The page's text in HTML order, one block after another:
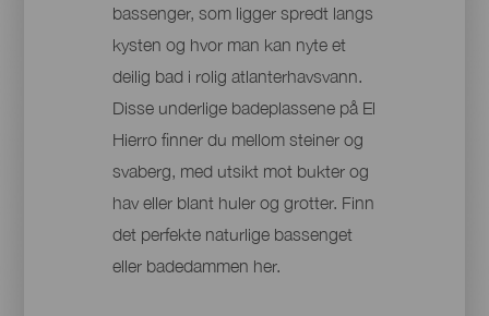
bassenger, som ligger spredt langs
kysten og hvor man kan nyte et
deilig bad i rolig atlanterhavsvann.
Disse underlige badeplassene på El
Hierro finner du mellom steiner og
svaberg, med utsikt mot bukter og
hav eller blant huler og grotter. Finn
det perfekte naturlige bassenget
eller badedammen her.